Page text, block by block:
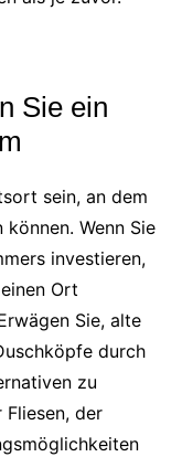
Sie ein
sein, an dem
Wenn Sie
investieren,
Ort
Sie, alte
durch
zu
Fliesen, der